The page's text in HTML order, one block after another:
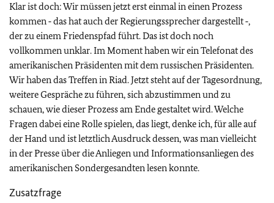
Klar ist doch: Wir müssen jetzt erst einmal in einen Prozess
kommen ‑ das hat auch der Regierungssprecher dargestellt ‑,
der zu einem Friedenspfad führt. Das ist doch noch
vollkommen unklar. Im Moment haben wir ein Telefonat des
amerikanischen Präsidenten mit dem russischen Präsidenten.
Wir haben das Treffen in Riad. Jetzt steht auf der Tagesordnung,
weitere Gespräche zu führen, sich abzustimmen und zu
schauen, wie dieser Prozess am Ende gestaltet wird. Welche
Fragen dabei eine Rolle spielen, das liegt, denke ich, für alle auf
der Hand und ist letztlich Ausdruck dessen, was man vielleicht
in der Presse über die Anliegen und Informationsanliegen des
amerikanischen Sondergesandten lesen konnte.
Zusatzfrage